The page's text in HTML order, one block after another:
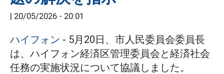
| 20/05/2026 - 20:01
ハイフォン - 5月20日、市人民委員会委員長
は、ハイフォン経済区管理委員会と経済社会
任務の実施状況について協議しました。